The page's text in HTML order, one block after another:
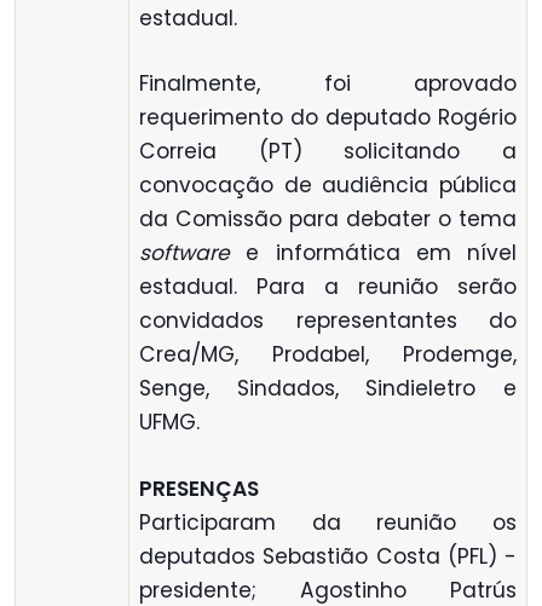
estadual.
Finalmente, foi aprovado
requerimento do deputado Rogério
Correia (PT) solicitando a
convocação de audiência pública
da Comissão para debater o tema
softwaree informática em nível
estadual. Para a reunião serão
convidados representantes do
Crea/MG, Prodabel, Prodemge,
Senge, Sindados, Sindieletro e
UFMG.
PRESENÇAS
Participaram da reunião os
deputados Sebastião Costa (PFL) -
presidente; Agostinho Patrús